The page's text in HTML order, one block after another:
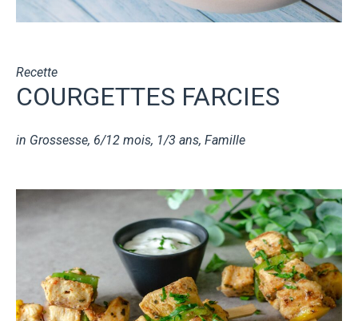
Recette
COURGETTES FARCIES
in Grossesse, 6/12 mois, 1/3 ans, Famille